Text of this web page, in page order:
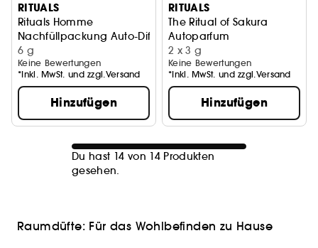
RITUALS
Rituals Homme
Nachfüllpackung Auto-Diffusor
6 g
Keine Bewertungen
*Inkl. MwSt. und zzgl.Versand
Hinzufügen
RITUALS
The Ritual of Sakura
Autoparfum
2 x 3 g
Keine Bewertungen
*Inkl. MwSt. und zzgl.Versand
Hinzufügen
Du hast 14 von 14 Produkten
gesehen.
Raumdüfte: Für das Wohlbefinden zu Hause